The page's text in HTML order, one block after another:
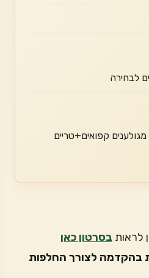
לבחירה
קפואים+טריים
לראות בסרטון כאן
בהקדמה לצורך החלפות